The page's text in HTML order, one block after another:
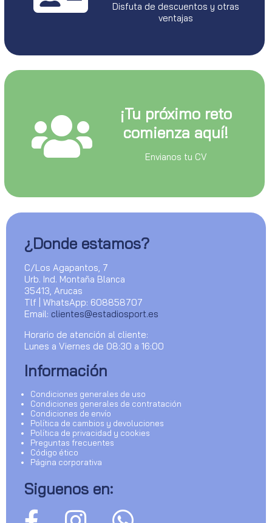
Disfuta de descuentos y otras
ventajas
¡Tu próximo reto
comienza aquí!
Envianos tu CV
¿Donde estamos?
C/Los Agapantos, 7
Urb. Ind. Montaña Blanca
35413, Arucas
Tlf | WhatsApp: 608858707
Email: clientes@estadiosport.es
Horario de atención al cliente:
Lunes a Viernes de 08:30 a 16:00
Información
Condiciones generales de uso
Condiciones generales de contratación
Condiciones de envío
Política de cambios y devoluciones
Política de privacidad y cookies
Preguntas frecuentes
Código ético
Página corporativa
Siguenos en: